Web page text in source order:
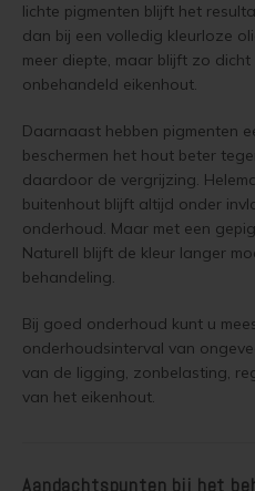
Lariks Hout Behandelen
Lariks hout beitsen
Lariks hout verven
Red Cedar behandelen
Red Cedar beitsen
Betonvloer met Oxan Olie opnieuw
Houten vloer wit verven
Houten vloer verven met de meest
Trap wit verven
Houten vloer grijs verven
Jotun Lady kleur 7163 Minty Breeze
lichte pigmenten blijft het
dan bij een volledig kleurloze
meer diepte, maar blijft zo
onbehandeld eikenhout.
Daarnaast hebben pigmenten
beschermen het hout beter
daardoor de vergrijzing.
buitenhout blijft altijd onder
onderhoud. Maar met een
Naturell blijft de kleur langer
behandeling.
Bij goed onderhoud kunt u
onderhoudsinterval van
van de ligging, zonbelasting,
van het eikenhout.
Aandachtspunten bij het